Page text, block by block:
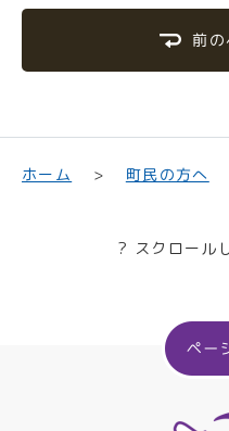
前
ホーム 町民の方へ
? スクロール